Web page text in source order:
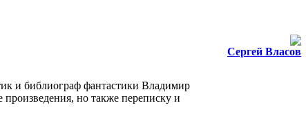
Сергей Власов
и библиограф фантастики Владимир
но также переписку и